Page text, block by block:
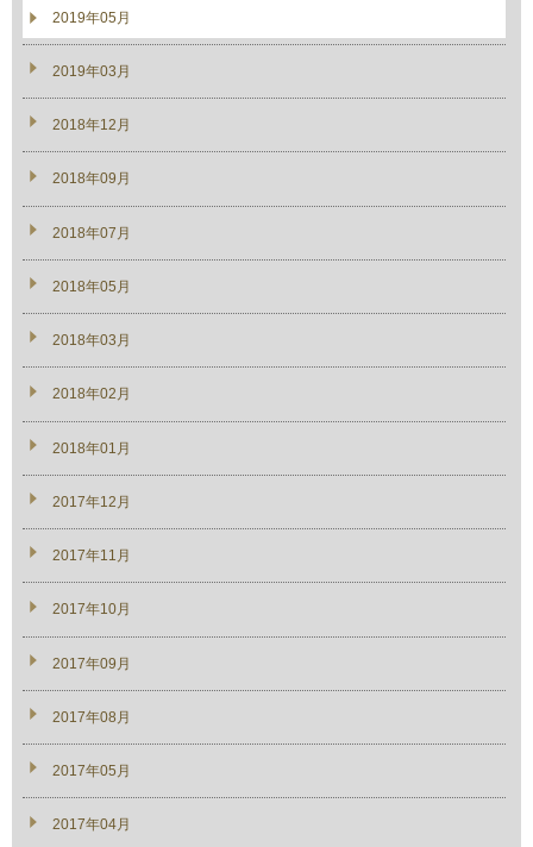
2019年05月
2019年03月
2018年12月
2018年09月
2018年07月
2018年05月
2018年03月
2018年02月
2018年01月
2017年12月
2017年11月
2017年10月
2017年09月
2017年08月
2017年05月
2017年04月